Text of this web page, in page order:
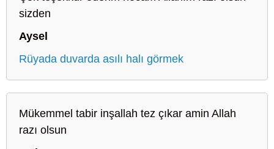
sizden
Aysel
Rüyada duvarda asılı halı görmek
Mükemmel tabir inşallah tez çıkar amin Allah
razı olsun